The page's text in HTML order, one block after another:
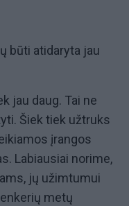
būti atidaryta jau
jau daug. Tai ne
Šiek tiek užtruks
įrangos
Labiausiai norime,
jų užimtumui
metų